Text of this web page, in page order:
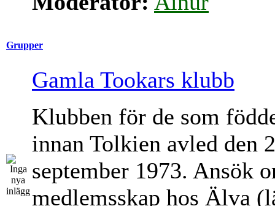
Grupper
Gamla Tookars klubb
Klubben för de som
innan Tolkien avled den 2
september 1973. Ansök
medlemsskap hos Älva